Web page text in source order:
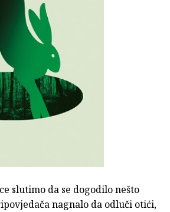
slutimo da se dogodilo nešto
nagnalo da odluči otići,